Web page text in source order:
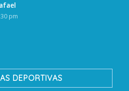
pm
DEPORTIVAS